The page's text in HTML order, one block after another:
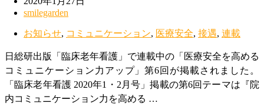
smilegarden
お知らせ, コミュニケーション, 医療安全, 接遇, 連載
日総研出版「臨床老年看護」で連載中の「医療安全を高める
コミュニケーション力アップ」第6回が掲載されました。
「臨床老年看護 2020年1・2月号」掲載の第6回テーマは『院
内コミュニケーション力を高める …